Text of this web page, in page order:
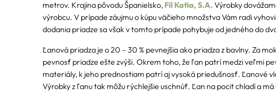
metrov. Krajina pôvodu Španielsko, Fil Katia, S.A. Výrobky
výrobcu. V prípade záujmu o kúpu väčieho množstva Vám radi
dodania priadze sa však v tomto prípade pohybuje od jedného do
Ľanová priadza je o 20 – 30 % pevnejšia ako priadza z bavlny. Za
pevnosť priadze ešte zvýši. Okrem toho, že ľan patrí medzi veľmi
materiály, k jeho prednostiam patrí aj vysoká priedušnosť. Ľanové
Výrobky z ľanu tak môžu rýchlejšie uschnúť. Ľan na pocit chladí a má